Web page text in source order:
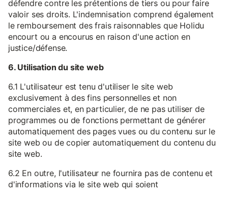
défendre contre les prétentions de tiers ou pour faire
valoir ses droits. L'indemnisation comprend également
le remboursement des frais raisonnables que Holidu
encourt ou a encourus en raison d'une action en
justice/défense.
6. Utilisation du site web
6.1 L'utilisateur est tenu d'utiliser le site web
exclusivement à des fins personnelles et non
commerciales et, en particulier, de ne pas utiliser de
programmes ou de fonctions permettant de générer
automatiquement des pages vues ou du contenu sur le
site web ou de copier automatiquement du contenu du
site web.
6.2 En outre, l'utilisateur ne fournira pas de contenu et
d'informations via le site web qui soient